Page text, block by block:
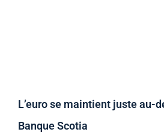
L’euro se maintient juste au-
Banque Scotia